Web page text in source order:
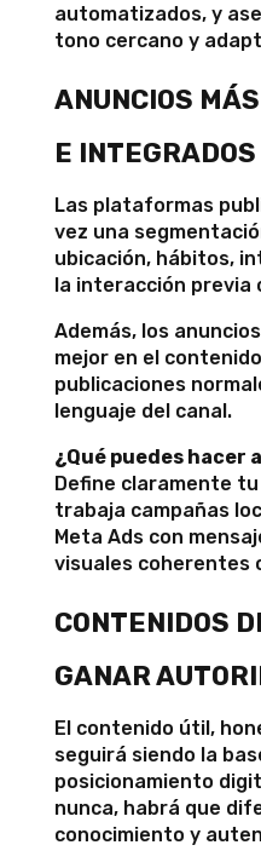
automatizados, y
tono cercano y
ANUNCIOS
E
Las plataformas
vez una
ubicación, hábitos,
la interacción previa
Además, los
mejor en el
publicaciones
lenguaje del canal.
¿Qué puedes hacer
Define claramente
trabaja campañas
Meta Ads con
visuales coherentes
CONTENIDOS
GANAR
El contenido útil,
seguirá siendo la
posicionamiento
nunca, habrá que
conocimiento y